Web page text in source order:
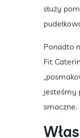
służy
Ponadto
Fit
jesteśmy
smaczne.